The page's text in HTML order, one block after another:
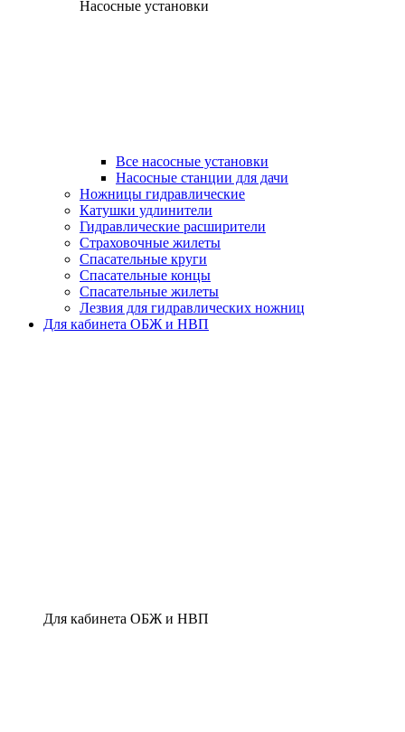
Насосные установки
Все насосные установки
Насосные станции для дачи
Ножницы гидравлические
Катушки удлинители
Гидравлические расширители
Страховочные жилеты
Спасательные круги
Спасательные концы
Спасательные жилеты
Лезвия для гидравлических ножниц
Для кабинета ОБЖ и НВП
Для кабинета ОБЖ и НВП